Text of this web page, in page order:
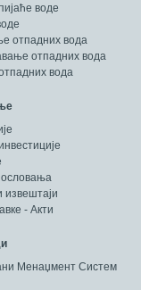
воде
отпадних вода
отпадних вода
вода
извештаји
- Акти
Менаџмент Систем